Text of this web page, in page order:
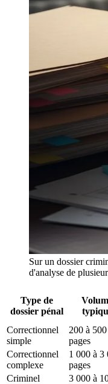
Sur un dossier
d'analyse de
Type de
dossier pénal
Correctionnel
simple
200 à 500
pages
Correctionnel
complexe
1 000 à 3
pages
Criminel
3 000 à